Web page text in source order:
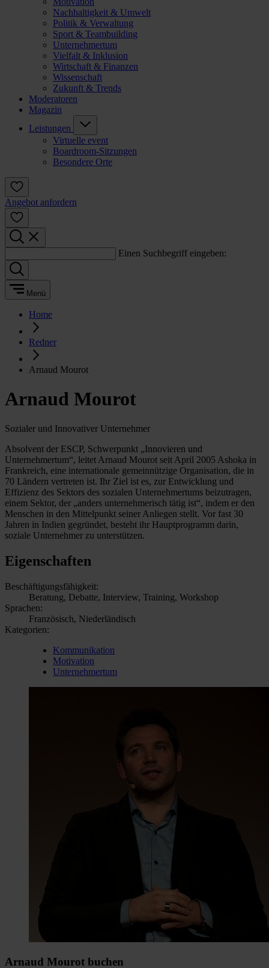
Nachhaltigkeit & Umwelt
Politik & Verwaltung
Sport & Teambuilding
Unternehmertum
Vielfalt & Inklusion
Wirtschaft & Finanzen
Wissenschaft
Zukunft & Trends
Moderatoren
Magazin
Leistungen
Virtuelle event
Boardroom-Sitzungen
Besondere Orte
Angebot anfordern
Einen Suchbegriff eingeben:
Menü
Home
Redner
Arnaud Mourot
Arnaud Mourot
Sozialer und Innovativer Unternehmer
Absolvent der ESCP, Schwerpunkt „Innovieren und
Unternehmertum“, leitet Arnaud Mourot seit April 2005 Ashoka in
Frankreich, eine internationale gemeinnützige Organisation, die in
70 Ländern vertreten ist. Ihr Ziel ist es, zur Entwicklung und
Effizienz des Sektors des sozialen Unternehmertums beizutragen,
einem Sektor, der „anders unternehmerisch tätig ist“, indem er den
Menschen in den Mittelpunkt seiner Anliegen stellt. Vor fast 30
Jahren in Indien gegründet, besteht ihr Hauptprogramm darin,
soziale Unternehmer zu unterstützen.
Eigenschaften
Beschäftigungsfähigkeit:
Beratung, Debatte, Interview, Training, Workshop
Sprachen:
Französisch, Niederländisch
Kategorien:
Kommunikation
Motivation
Unternehmertum
Arnaud Mourot buchen